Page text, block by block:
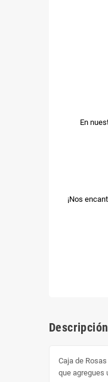
En
¡Nos
Descripción
Caja de
que agregues